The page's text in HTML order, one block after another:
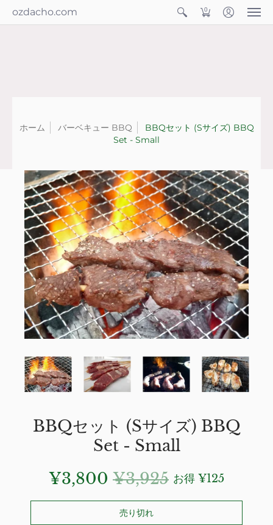
ozdacho.com 0
ホーム バーベキュー BBQ
BBQセット (Sサイズ) BBQ
Set - Small
BBQセット (Sサイズ) BBQ
Set - Small
¥3,800 ¥3,925 お得 ¥125